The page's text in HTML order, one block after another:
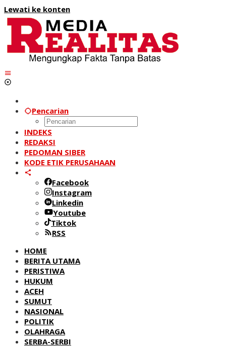
Lewati ke konten
Pencarian
INDEKS
REDAKSI
PEDOMAN SIBER
KODE ETIK PERUSAHAAN
Facebook
Instagram
Linkedin
Youtube
Tiktok
RSS
HOME
BERITA UTAMA
PERISTIWA
HUKUM
ACEH
SUMUT
NASIONAL
POLITIK
OLAHRAGA
SERBA-SERBI